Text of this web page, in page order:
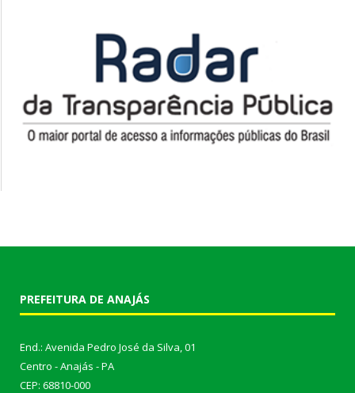
PREFEITURA DE ANAJÁS
End.: Avenida Pedro José da Silva, 01
Centro - Anajás - PA
CEP: 68810-000